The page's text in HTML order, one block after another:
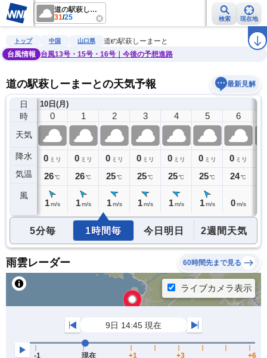
道の駅萩しーまーと
31/25 検索 現在地
雨雲レーダー 台風情報 地震情報 警報・注意報 ラ
トップ 中国 山口県
道の駅萩しーまーと
台風情報
台風13号・15号・16号｜今後の予想進路
道の駅萩しーまーとの天気予報 最新見解
日
時
天気
降水
気温
風
9日(日)
23
0ミリ
27℃
10日(月)
0
0 ミリ
26℃
1 m/s
1
0 ミリ
26℃
1 m/s
2
0 ミリ
25℃
1 m/s
3
0 ミリ
25℃
1 m/s
4
0 ミリ
25℃
1 m/s
5
0 ミリ
25℃
1 m/s
6
0 ミリ
24℃
0 m/s
5分毎 1時間毎 今日明日 2週間天気
雨雲レーダー 60時間先まで見る